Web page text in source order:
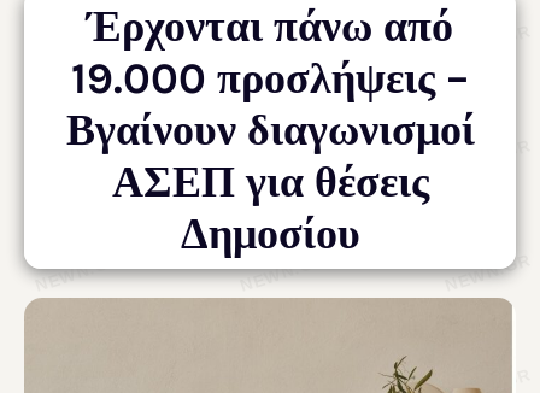
Έρχονται πάνω από
19.000 προσλήψεις –
Βγαίνουν διαγωνισμοί
ΑΣΕΠ για θέσεις
Δημοσίου